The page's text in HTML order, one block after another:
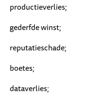
productieverlies;
gederfde winst;
reputatieschade;
boetes;
dataverlies;